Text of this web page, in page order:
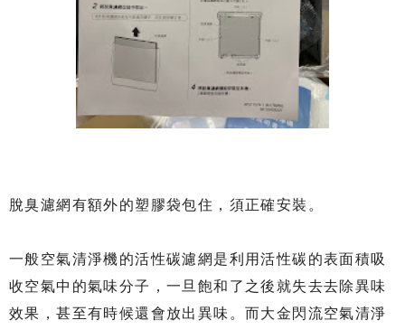
脫臭濾網有額外的塑膠袋包住，須正確安裝。
一般空氣清淨機的活性碳濾網是利用活性碳的表面積吸
收空氣中的氣味分子，一旦飽和了之後就失去去除異味
效果，甚至有時候還會放出異味。而大金閃流空氣清淨